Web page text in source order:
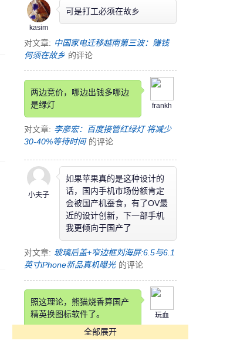
kasim
可是打工必须在故乡
对文章: 中国家电迁移越南第三波：赚钱
何须在故乡 的评论
frankh
两边竞价，哪边出钱多哪边
是绿灯
对文章: 李彦宏：百度接管红绿灯 将减少
30-40%等待时间 的评论
小夫子
如果苹果真的是这种设计的
话，国内手机市场份额肯定
会被国产机蚕食，有了OV最
近的设计创新，下一部手机
我更倾向于国产了
对文章: 玻璃后盖+窄边框刘海屏:6.5与6.1
英寸iPhone新品真机曝光 的评论
玩血
照这理论，熊猫烧香算国产
精英换图标软件了。
对文章: 快压发布告用户书 称国产软件生
全部展开